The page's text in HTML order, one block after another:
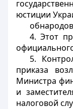
юстиции
4. Этот
5.
приказа
Министра
и
налоговой